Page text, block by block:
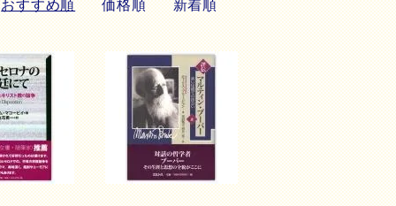
おすすめ順 価格順 新着順